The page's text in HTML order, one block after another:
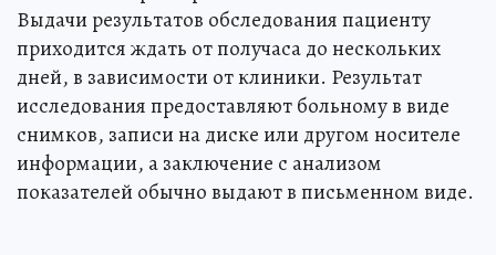
Выдачи результатов обследования пациенту
приходится ждать от получаса до нескольких
дней, в зависимости от клиники. Результат
исследования предоставляют больному в виде
снимков, записи на диске или другом носителе
информации, а заключение с анализом
показателей обычно выдают в письменном виде.